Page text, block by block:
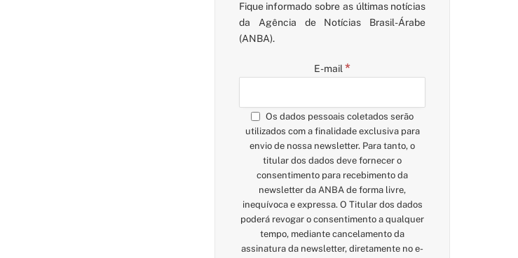
Fique informado sobre as últimas notícias
da Agência de Notícias Brasil-Árabe
(ANBA).
E-mail *
Os dados pessoais coletados serão
utilizados com a finalidade exclusiva para
envio de nossa newsletter. Para tanto, o
titular dos dados deve fornecer o
consentimento para recebimento da
newsletter da ANBA de forma livre,
inequívoca e expressa. O Titular dos dados
poderá revogar o consentimento a qualquer
tempo, mediante cancelamento da
assinatura da newsletter, diretamente no e-